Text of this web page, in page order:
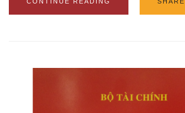
CONTINUE READING SHARE